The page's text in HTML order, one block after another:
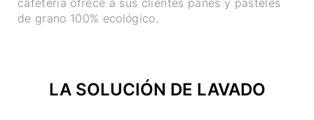
cafetería ofrece a sus clientes panes y pasteles
de grano 100% ecológico.
LA SOLUCIÓN DE LAVADO